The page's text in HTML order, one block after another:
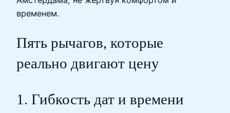
временем.
Пять рычагов, которые
реально двигают цену
1. Гибкость дат и времени